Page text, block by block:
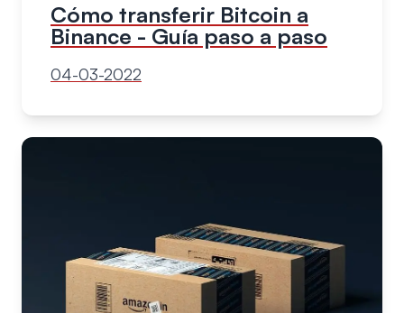
Cómo transferir Bitcoin a
Binance - Guía paso a paso
04-03-2022